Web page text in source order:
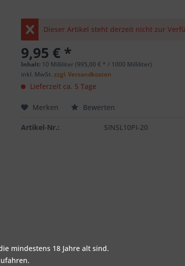
Dieser Artikel steht derzeit nicht zur
9,95 € *
Inhalt: 10 Milliliter (995,00 € * / 1000 Milliliter)
inkl. MwSt.zzgl. Versandkosten
Lieferzeit ca. 5 Tage
Merken Bewerten
Artikel-Nr.: SINSL10PI-20
mindestens 18 Jahre alt sind.